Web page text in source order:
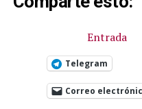
Entrada
Telegram
Correo